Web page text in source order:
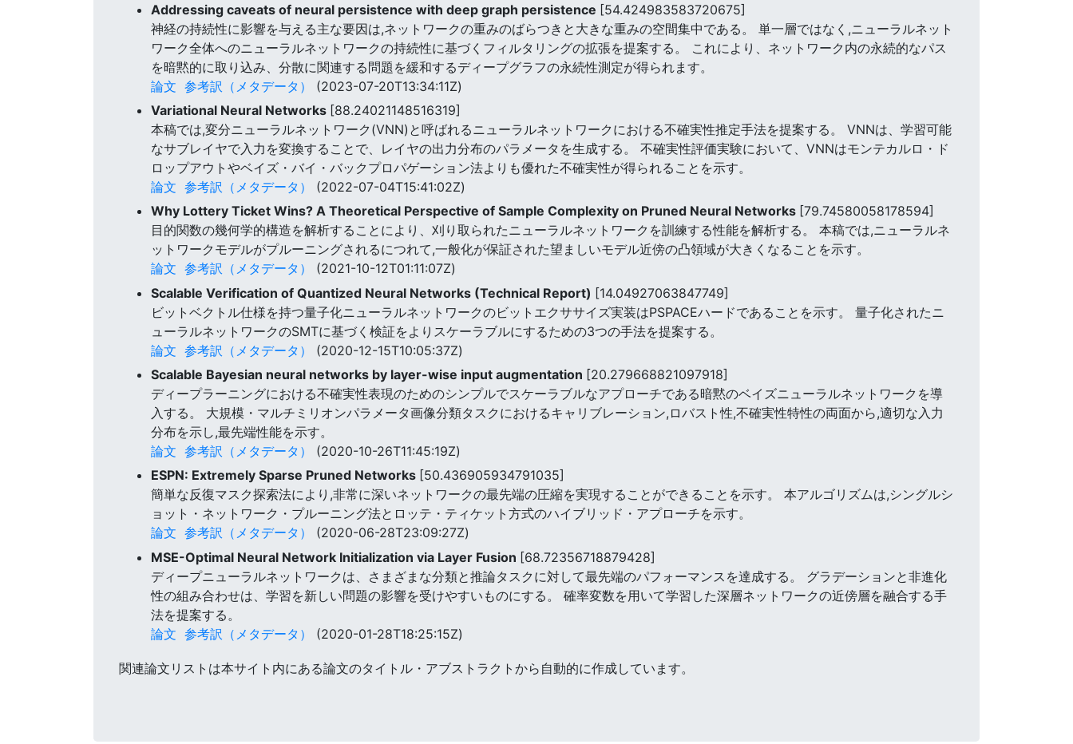
Addressing caveats of neural persistence with deep graph persistence [54.424983583720675]
神経の持続性に影響を与える主な要因は,ネットワークの重みのばらつきと大きな重みの空間集中である。 単一層ではなく,ニューラルネット
ワーク全体へのニューラルネットワークの持続性に基づくフィルタリングの拡張を提案する。 これにより、ネットワーク内の永続的なパス
を暗黙的に取り込み、分散に関連する問題を緩和するディープグラフの永続性測定が得られます。
論文 参考訳（メタデータ）
(2023-07-20T13:34:11Z)
Variational Neural Networks [88.24021148516319]
本稿では,変分ニューラルネットワーク(VNN)と呼ばれるニューラルネットワークにおける不確実性推定手法を提案する。 VNNは、学習可能
なサブレイヤで入力を変換することで、レイヤの出力分布のパラメータを生成する。 不確実性評価実験において、VNNはモンテカルロ・ド
ロップアウトやベイズ・バイ・バックプロパゲーション法よりも優れた不確実性が得られることを示す。
論文 参考訳（メタデータ）
(2022-07-04T15:41:02Z)
Why Lottery Ticket Wins? A Theoretical Perspective of Sample Complexity on Pruned Neural Networks [79.74580058178594]
目的関数の幾何学的構造を解析することにより、刈り取られたニューラルネットワークを訓練する性能を解析する。 本稿では,ニューラルネ
ットワークモデルがプルーニングされるにつれて,一般化が保証された望ましいモデル近傍の凸領域が大きくなることを示す。
論文 参考訳（メタデータ）
(2021-10-12T01:11:07Z)
Scalable Verification of Quantized Neural Networks (Technical Report) [14.04927063847749]
ビットベクトル仕様を持つ量子化ニューラルネットワークのビットエクササイズ実装はPSPACEハードであることを示す。 量子化されたニ
ューラルネットワークのSMTに基づく検証をよりスケーラブルにするための3つの手法を提案する。
論文 参考訳（メタデータ）
(2020-12-15T10:05:37Z)
Scalable Bayesian neural networks by layer-wise input augmentation [20.279668821097918]
ディープラーニングにおける不確実性表現のためのシンプルでスケーラブルなアプローチである暗黙のベイズニューラルネットワークを導
入する。 大規模・マルチミリオンパラメータ画像分類タスクにおけるキャリブレーション,ロバスト性,不確実性特性の両面から,適切な入力
分布を示し,最先端性能を示す。
論文 参考訳（メタデータ）
(2020-10-26T11:45:19Z)
ESPN: Extremely Sparse Pruned Networks [50.436905934791035]
簡単な反復マスク探索法により,非常に深いネットワークの最先端の圧縮を実現することができることを示す。 本アルゴリズムは,シングルシ
ョット・ネットワーク・プルーニング法とロッテ・ティケット方式のハイブリッド・アプローチを示す。
論文 参考訳（メタデータ）
(2020-06-28T23:09:27Z)
MSE-Optimal Neural Network Initialization via Layer Fusion [68.72356718879428]
ディープニューラルネットワークは、さまざまな分類と推論タスクに対して最先端のパフォーマンスを達成する。 グラデーションと非進化
性の組み合わせは、学習を新しい問題の影響を受けやすいものにする。 確率変数を用いて学習した深層ネットワークの近傍層を融合する手
法を提案する。
論文 参考訳（メタデータ） (2020-01-28T18:25:15Z)
関連論文リストは本サイト内にある論文のタイトル・アブストラクトから自動的に作成しています。